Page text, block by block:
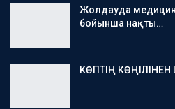
Жолдауда
бойынша нақты…
КӨПТІҢ КӨҢІЛІНЕН